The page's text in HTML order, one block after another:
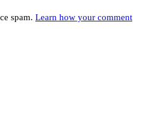
spam. Learn how your comment